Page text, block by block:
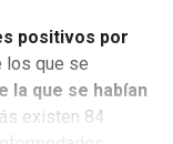
positivos por
los que se
la que se habían
existen 84